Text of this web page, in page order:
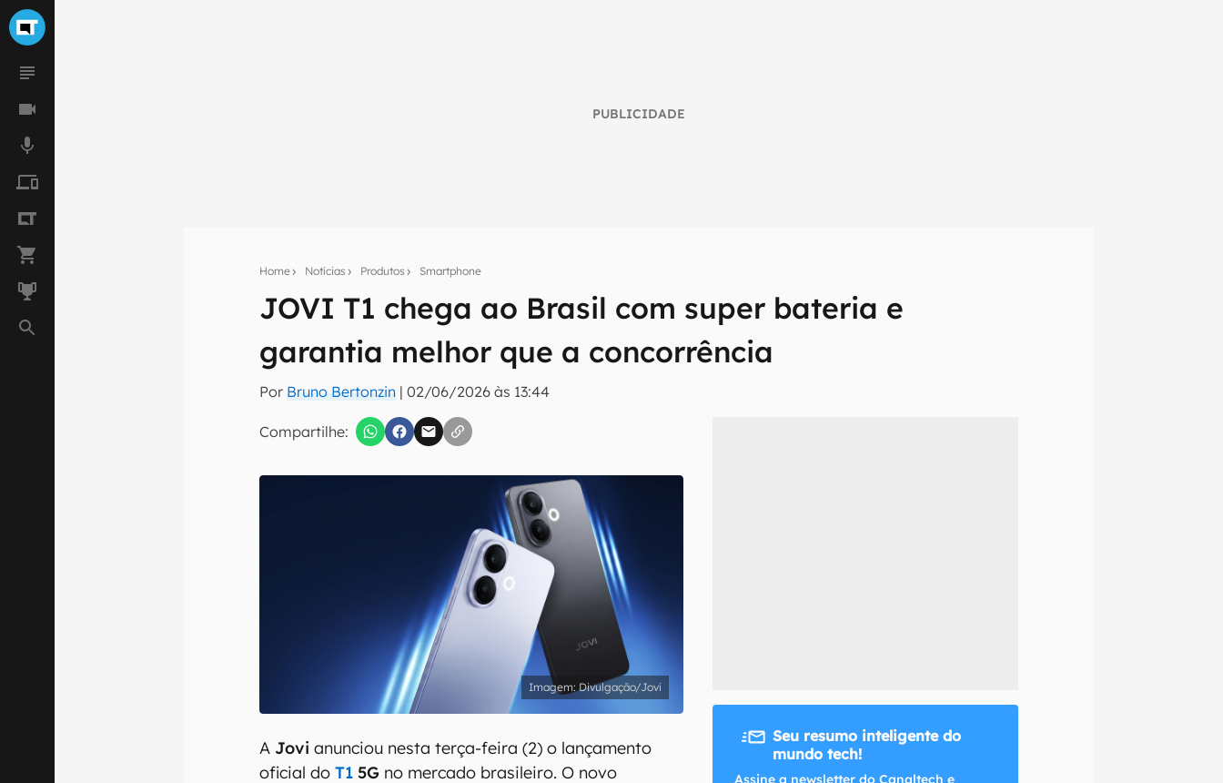
PUBLICIDADE
Home Notícias Produtos Smartphone
JOVI T1 chega ao Brasil com super bateria e
garantia melhor que a concorrência
Por Bruno Bertonzin |02/06/2026 às 13:44
Compartilhe:
Seu resumo inteligente do mundo tech!
Assine a newsletter do Canaltech e receba notícias e reviews sobre tecnologia em primeira
inscreva-se
Confirmo que li, aceito e concordo com os Termos de Uso e Política de Privacidade do Canaltech.
Divulgação/Jovi
A Jovi anunciou nesta terça-feira (2) o lançamento
oficial doT1 5G no mercado brasileiro. O novo
Seu resumo inteligente do
mundo tech!
Assine a newsletter do Canaltech e